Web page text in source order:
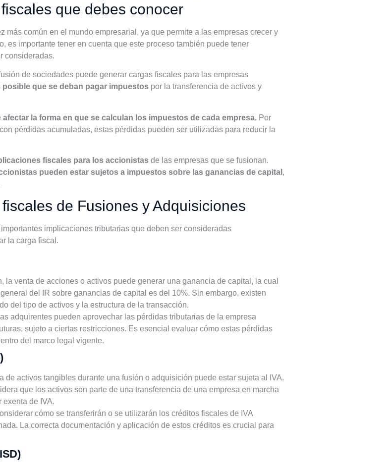
que debes conocer
más común en el mundo empresarial, ya que permite a las empresas crecer y
es importante tener en cuenta que este proceso también puede tener
consideradas.
de sociedades puede generar cargas fiscales para las empresas
posible que se deban pagar impuestos por la transferencia de activos y
afectar la forma en que se calculan los impuestos de cada empresa. Por
pérdidas acumuladas, estas pérdidas pueden ser utilizadas para reducir la
fiscales para los accionistas de las empresas que se fusionan.
pueden estar sujetos a impuestos sobre las ganancias de capital ,
de Fusiones y Adquisiciones
implicaciones tributarias que deben ser consideradas
la carga fiscal.
la venta de acciones o activos puede generar una ganancia de capital, la cual
del IR sobre ganancias de capital es del 10%. Sin embargo, existen
del tipo de activos y la estructura de la transacción.
adquirentes pueden aprovechar las pérdidas tributarias de la empresa
sujeto a ciertas restricciones. Es esencial evaluar cómo estas pérdidas
del marco legal vigente.
de activos tangibles durante una fusión o adquisición puede estar sujeta al IVA.
que los activos son parte de una transferencia de una empresa en marcha
exenta de IVA.
cómo se transferirán o se utilizarán los créditos fiscales de IVA
La correcta documentación y aplicación de estos créditos es crucial para